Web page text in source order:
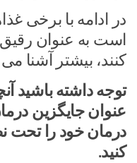
در ادامه با برخی
است به عنوان
کنند، بیشتر آشنا
توجه داشته باشید
عنوان جایگزین
درمان خود را
کنید.